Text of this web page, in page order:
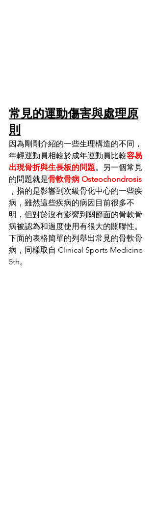
常見的運動傷害與處理原
則
因為剛剛介紹的一些生理構造的不同，
年輕運動員相較於成年運動員比較容易
出現骨折與生長板的問題。另一個常見
的問題就是骨軟骨病 Osteochondrosis
，指的是影響到次級骨化中心的一些疾
病，雖然這些疾病的病因目前很多不
明，但對於沒有影響到關節面的骨軟骨
病被認為和過度使用有很大的關聯性。
下面的表格簡單的列舉出常見的骨軟骨
病，同樣取自 Clinical Sports Medicine
5th。